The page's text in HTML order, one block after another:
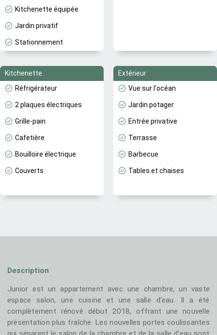
Kitchenette équipée
Jardin privatif
Stationnement
Kitchenette
Réfrigérateur
2 plaques électriques
Grille-pain
Cafetière
Bouilloire électrique
Couverts
Extérieur
Vue sur l'océan
Jardin potager
Entrée privative
Terrasse
Barbecue
Tables et chaises
Description
Junior est un appartement avec une chambre, un vaste
espace salon, une cuisine et une salle d'eau. Il a été
complètement rénové début 2018, offrant une nouvelle
présentation plus fraîche. Les nouvelles portes coulissantes